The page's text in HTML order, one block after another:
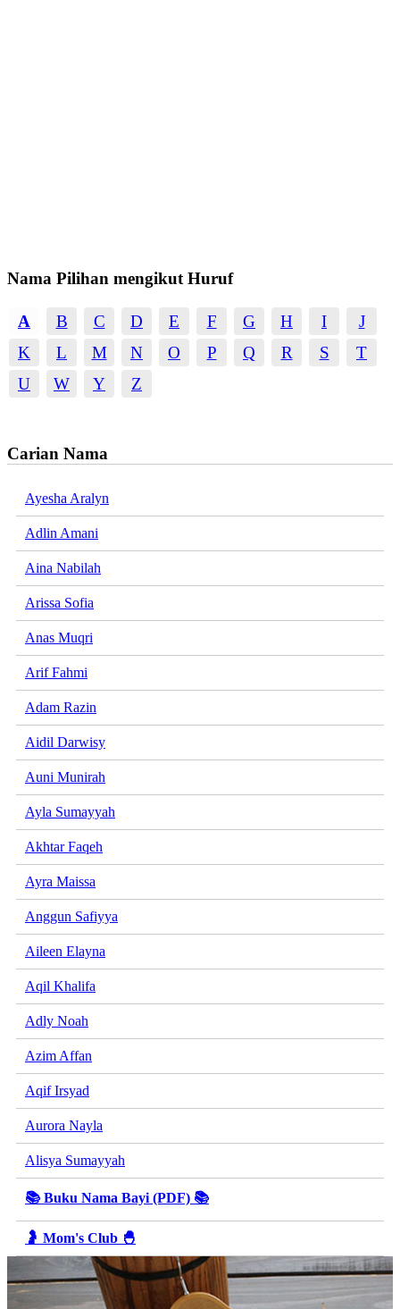
Nama Pilihan mengikut Huruf
A B C D E F G H I
J
K
L M N O P Q R S
T
U
W Y Z
Carian Nama
Ayesha Aralyn
Adlin Amani
Aina Nabilah
Arissa Sofia
Anas Muqri
Arif Fahmi
Adam Razin
Aidil Darwisy
Auni Munirah
Ayla Sumayyah
Akhtar Faqeh
Ayra Maissa
Anggun Safiyya
Aileen Elayna
Aqil Khalifa
Adly Noah
Azim Affan
Aqif Irsyad
Aurora Nayla
Alisya Sumayyah
📚 Buku Nama Bayi (PDF) 📚
🤰 Mom's Club 🐣